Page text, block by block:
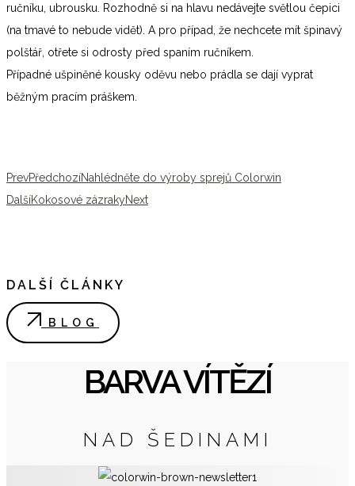
ručníku, ubrousku. Rozhodně si na hlavu nedávejte světlou čepici
(na tmavé to nebude vidět). A pro případ, že nechcete mít špinavý
polštář, otřete si odrosty před spaním ručníkem.
Případné ušpiněné kousky oděvu nebo prádla se dají vyprat
běžným pracím práškem.
PrevPředchozíNahlédněte do výroby sprejů Colorwin
DalšíKokosové zázrakyNext
DALŠÍ ČLÁNKY
BLOG
BARVA VÍTĚZÍ
NAD ŠEDINAMI